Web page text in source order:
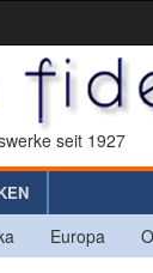
seit 1927
Europa